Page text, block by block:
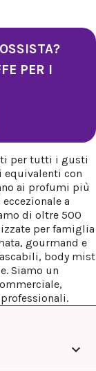
PER I
per tutti i gusti
con
ai profumi più
a
di oltre 500
per famiglia
gourmand e
body mist
Siamo un
